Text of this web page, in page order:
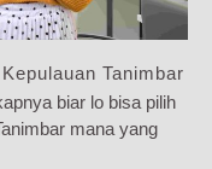
Tanimbar
biar lo bisa pilih
mana yang